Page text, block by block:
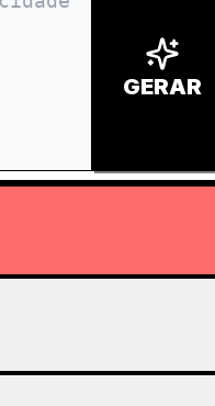
GERAR